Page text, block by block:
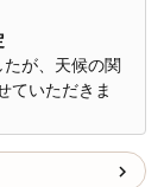
が、天候の関
ていただきま